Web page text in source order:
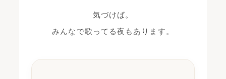
気づけば。
みんなで歌ってる夜もあります。